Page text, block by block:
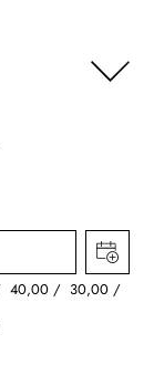
40,00 30,00